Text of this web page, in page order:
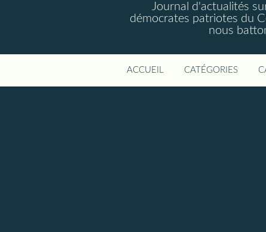
Journal d'actualités
démocrates patriotes du
nous
ACCUEIL CATÉGORIES